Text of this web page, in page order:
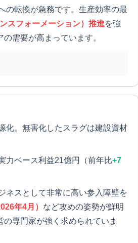
の転換が急務です。生産効率の最
スフォーメーション）推進を強
需要が高まっています。
化。無害化したスラグは建設資材
力ベース利益21億円（前年比+7
ネスとして非常に高い参入障壁を
年4月） など攻めの姿勢が鮮明
専門家が強く求められていま